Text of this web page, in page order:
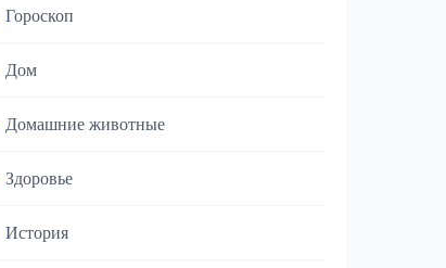
Гороскоп
Дом
Домашние животные
Здоровье
История